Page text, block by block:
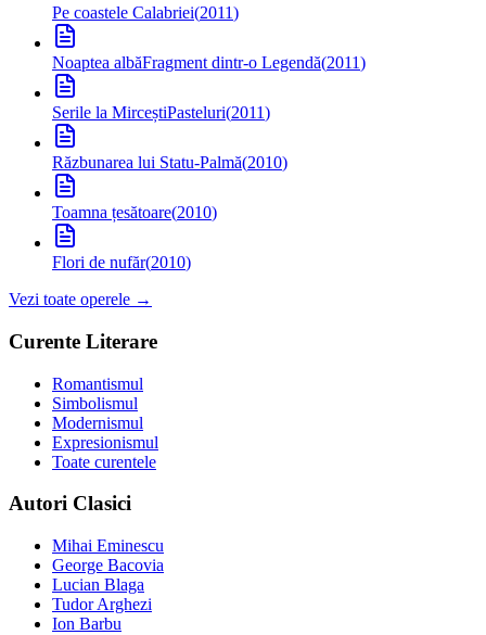
Pe coastele Calabriei(2011)
Noaptea albăFragment dintr-o Legendă(2011)
Serile la MirceștiPasteluri(2011)
Răzbunarea lui Statu-Palmă(2010)
Toamna țesătoare(2010)
Flori de nufăr(2010)
Vezi toate operele →
Curente Literare
Romantismul
Simbolismul
Modernismul
Expresionismul
Toate curentele
Autori Clasici
Mihai Eminescu
George Bacovia
Lucian Blaga
Tudor Arghezi
Ion Barbu